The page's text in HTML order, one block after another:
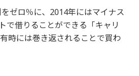
ゼロ％に、2014年にはマイナス
で借りることができる「キャリ
時には巻き返されることで買わ